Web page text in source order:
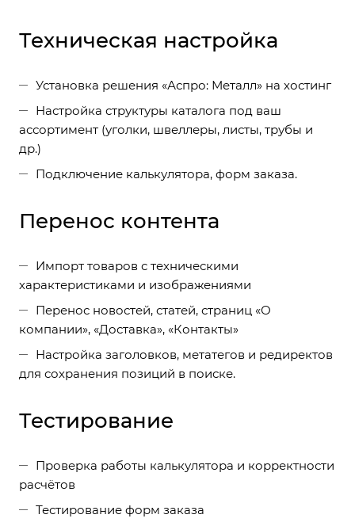
Техническая настройка
Установка решения «Аспро: Металл» на хостинг
Настройка структуры каталога под ваш
ассортимент (уголки, швеллеры, листы, трубы и
др.)
Подключение калькулятора, форм заказа.
Перенос контента
Импорт товаров с техническими
характеристиками и изображениями
Перенос новостей, статей, страниц «О
компании», «Доставка», «Контакты»
Настройка заголовков, метатегов и редиректов
для сохранения позиций в поиске.
Тестирование
Проверка работы калькулятора и корректности
расчётов
Тестирование форм заказа